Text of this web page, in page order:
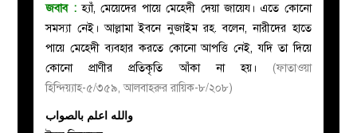
ইসলাহী
মজলিস
প্রশ্ন
জবাব : হ্যাঁ, মেয়েদের পায়ে মেহেদী দেয়া জায়েয। এতে কোনো
সমস্যা নেই। আল্লামা ইবনে নুজাইম রহ. বলেন, নারীদের হাতে
পায়ে মেহেদী ব্যবহার করতে কোনো আপত্তি নেই, যদি তা দিয়ে
কোনো প্রাণীর প্রতিকৃতি আঁকা না হয়। (ফাতাওয়া
হিন্দিয়্যাহ-৫/৩৫৯, আলবাহরুর রায়িক-৮/২০৮)
والله اعلم بالصواب